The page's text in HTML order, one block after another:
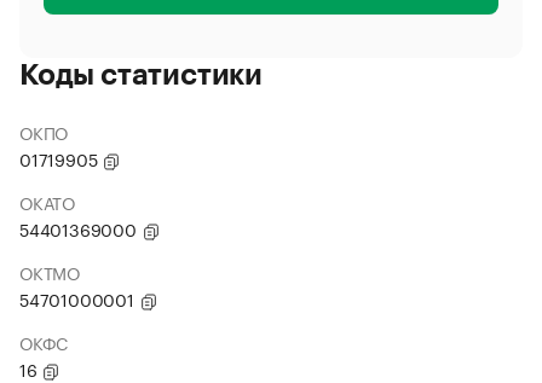
Коды статистики
ОКПО
01719905
ОКАТО
54401369000
ОКТМО
54701000001
ОКФС
16